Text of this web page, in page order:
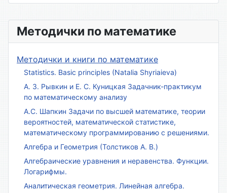
Методички по математике
Методички и книги по математике
Statistics. Basic principles (Natalia Shyriaieva)
А. З. Рывкин и Е. С. Куницкая Задачник-практикум
по математическому анализу
А.С. Шапкин Задачи по высшей математике, теории
вероятностей, математической статистике,
математическому программированию с решениями.
Алгебра и Геометрия (Толстиков А. В.)
Алгебраические уравнения и неравенства. Функции.
Логарифмы.
Аналитическая геометрия. Линейная алгебра.